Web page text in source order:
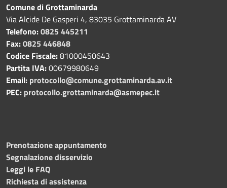
Comune di Grottaminarda
Via Alcide De Gasperi 4, 83035 Grottaminarda AV
Telefono:0825 445211
Fax:0825 446848
Codice Fiscale:81000450643
Partita IVA:00679980649
Email: protocollo@comune.grottaminarda.av.it
PEC: protocollo.grottaminarda@asmepec.it
Prenotazione appuntamento
Segnalazione disservizio
Leggi le FAQ
Richiesta di assistenza